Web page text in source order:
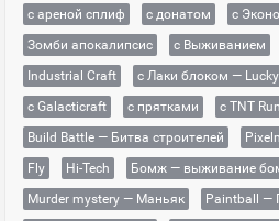
с ареной сплиф
с донатом с
Зомби апокалипсис
с Выживанием
Industrial Craft
с Лаки блоком —
с Galacticraft
с прятками с TNT Run
Build Battle — Битва строителей
Fly
Hi-Tech
Бомж — выживание
Murder mystery — Маньяк
Paintball —